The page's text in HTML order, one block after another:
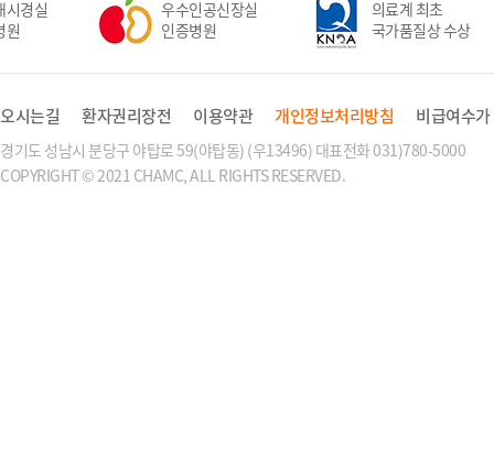
경실
우수인공신장실
인증병원
의료계 최초
국가품질상 수상
오시는길 환자권리장전 이용약관 개인정보처리방침 비급여수가
경기도 성남시 분당구 야탑로 59(야탑동) (우13496) 대표전화 031)780-5000
COPYRIGHT © 2021 CHAMC, ALL RIGHTS RESERVED.